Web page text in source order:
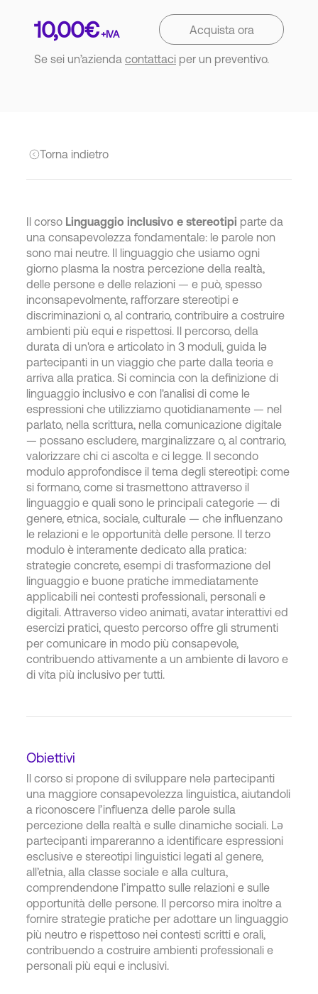
10,00€ Acquista ora
Se sei un’azienda contattaci per un preventivo.
Torna indietro
Il corso Linguaggio inclusivo e stereotipi parte da
una consapevolezza fondamentale: le parole non
sono mai neutre. Il linguaggio che usiamo ogni
giorno plasma la nostra percezione della realtà,
delle persone e delle relazioni — e può, spesso
inconsapevolmente, rafforzare stereotipi e
discriminazioni o, al contrario, contribuire a costruire
ambienti più equi e rispettosi. Il percorso, della
durata di un'ora e articolato in 3 moduli, guida lə
partecipanti in un viaggio che parte dalla teoria e
arriva alla pratica. Si comincia con la definizione di
linguaggio inclusivo e con l'analisi di come le
espressioni che utilizziamo quotidianamente — nel
parlato, nella scrittura, nella comunicazione digitale
— possano escludere, marginalizzare o, al contrario,
valorizzare chi ci ascolta e ci legge. Il secondo
modulo approfondisce il tema degli stereotipi: come
si formano, come si trasmettono attraverso il
linguaggio e quali sono le principali categorie — di
genere, etnica, sociale, culturale — che influenzano
le relazioni e le opportunità delle persone. Il terzo
modulo è interamente dedicato alla pratica:
strategie concrete, esempi di trasformazione del
linguaggio e buone pratiche immediatamente
applicabili nei contesti professionali, personali e
digitali. Attraverso video animati, avatar interattivi ed
esercizi pratici, questo percorso offre gli strumenti
per comunicare in modo più consapevole,
contribuendo attivamente a un ambiente di lavoro e
di vita più inclusivo per tutti.
Obiettivi
Il corso si propone di sviluppare nelə partecipanti
una maggiore consapevolezza linguistica, aiutandoli
a riconoscere l’influenza delle parole sulla
percezione della realtà e sulle dinamiche sociali. Lə
partecipanti impareranno a identificare espressioni
esclusive e stereotipi linguistici legati al genere,
all’etnia, alla classe sociale e alla cultura,
comprendendone l’impatto sulle relazioni e sulle
opportunità delle persone. Il percorso mira inoltre a
fornire strategie pratiche per adottare un linguaggio
più neutro e rispettoso nei contesti scritti e orali,
contribuendo a costruire ambienti professionali e
personali più equi e inclusivi.